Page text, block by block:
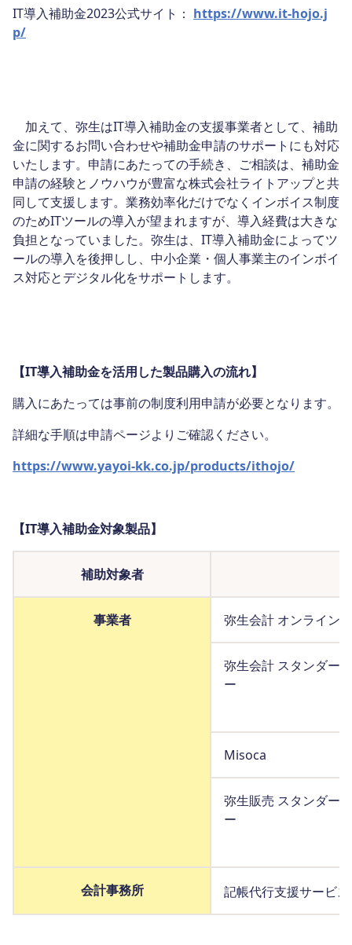
IT導入補助金2023公式サイト： https://www.it-hojo.j
p/
加えて、弥生はIT導入補助金の支援事業者として、補助
金に関するお問い合わせや補助金申請のサポートにも対応
いたします。申請にあたっての手続き、ご相談は、補助金
申請の経験とノウハウが豊富な株式会社ライトアップと共
同して支援します。業務効率化だけでなくインボイス制度
のためITツールの導入が望まれますが、導入経費は大きな
負担となっていました。弥生は、IT導入補助金によってツ
ールの導入を後押しし、中小企業・個人事業主のインボイ
ス対応とデジタル化をサポートします。
【IT導入補助金を活用した製品購入の流れ】
購入にあたっては事前の制度利用申請が必要となります。
詳細な手順は申請ページよりご確認ください。
https://www.yayoi-kk.co.jp/products/ithojo/
【IT導入補助金対象製品】
補助対象者
事業者 弥生会計 オンライン
弥生会計 スタンダー
ー
Misoca
弥生販売 スタンダー
ー
会計事務所 記帳代行支援サービス